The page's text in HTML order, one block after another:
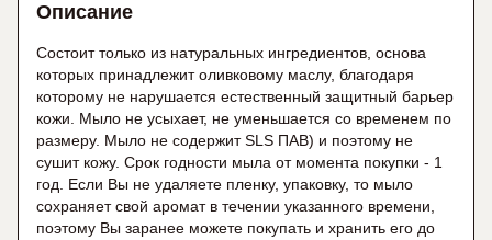
Описание
Состоит только из натуральных ингредиентов, основа
которых принадлежит оливковому маслу, благодаря
которому не нарушается естественный защитный барьер
кожи. Мыло не усыхает, не уменьшается со временем по
размеру. Мыло не содержит SLS ПАВ) и поэтому не
сушит кожу. Срок годности мыла от момента покупки - 1
год. Если Вы не удаляете пленку, упаковку, то мыло
сохраняет свой аромат в течении указанного времени,
поэтому Вы заранее можете покупать и хранить его до